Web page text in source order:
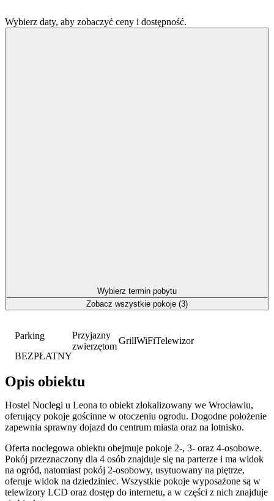
Parking
BEZPŁATNY
Przyjazny
zwierzętom
GrillWiFiTelewizor
Opis obiektu
Hostel Noclegi u Leona to obiekt zlokalizowany we Wrocławiu,
oferujący pokoje gościnne w otoczeniu ogrodu. Dogodne położenie
zapewnia sprawny dojazd do centrum miasta oraz na lotnisko.
Oferta noclegowa obiektu obejmuje pokoje 2-, 3- oraz 4-osobowe.
Pokój przeznaczony dla 4 osób znajduje się na parterze i ma widok
na ogród, natomiast pokój 2-osobowy, usytuowany na piętrze,
oferuje widok na dziedziniec. Wszystkie pokoje wyposażone są w
telewizory LCD oraz dostęp do internetu, a w części z nich znajduje
Wybierz daty, aby zobaczyć ceny i dostępność.
Wybierz termin pobytu
Zobacz wszystkie pokoje (3)